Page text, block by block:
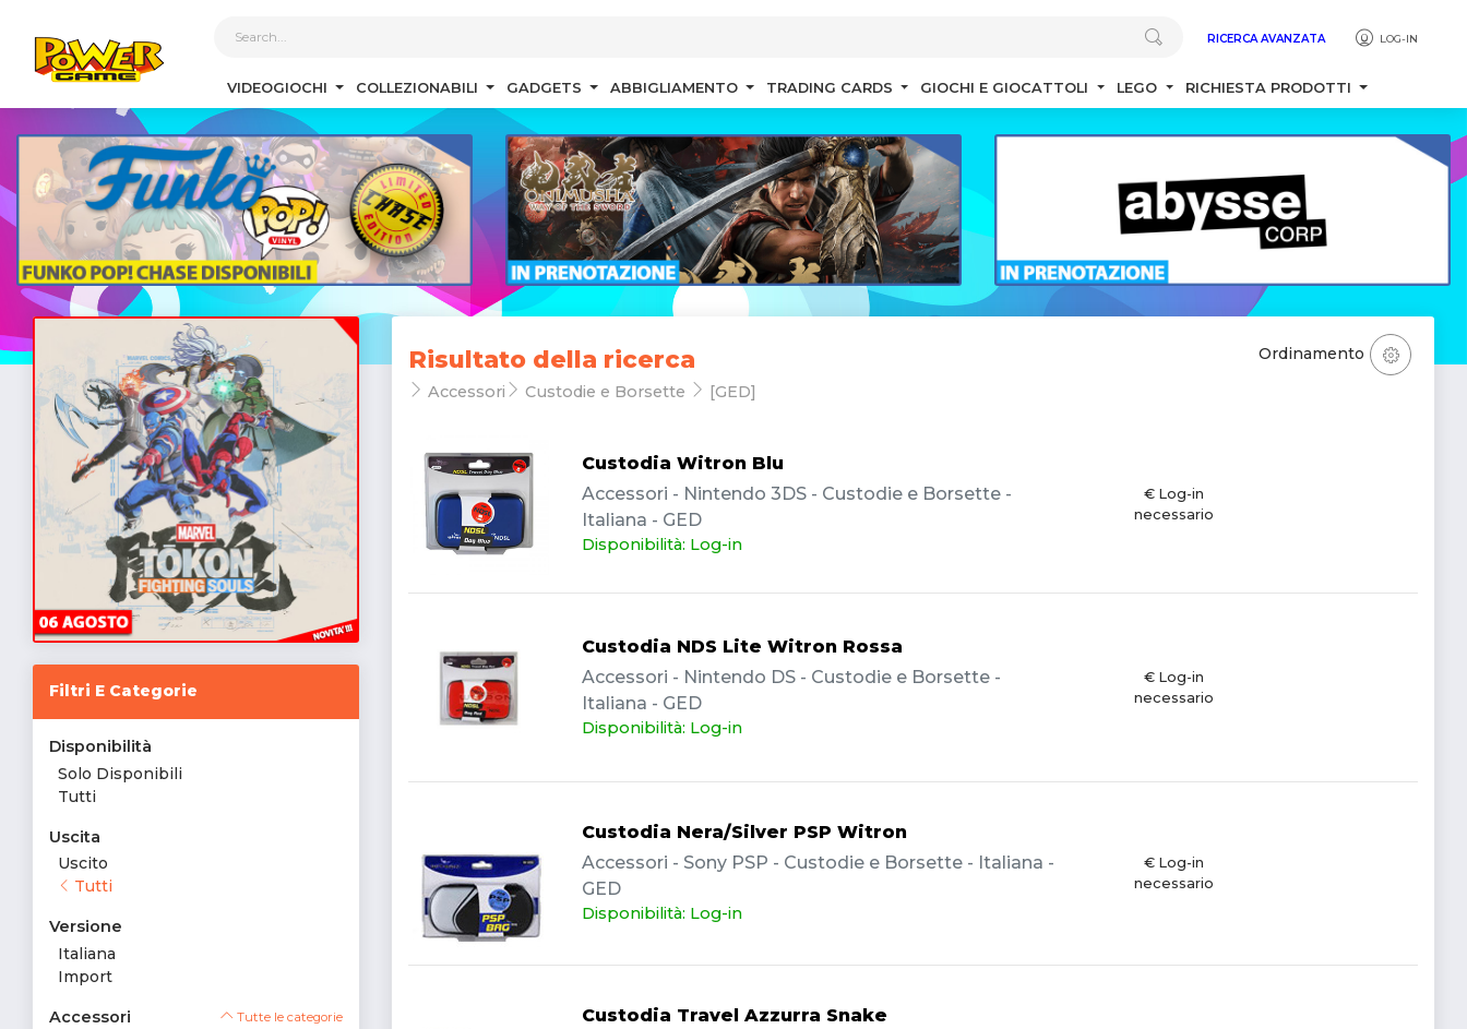
RICERCA AVANZATA LOG-IN
VIDEOGIOCHI COLLEZIONABILI GADGETS ABBIGLIAMENTO TRADING CARDS GIOCHI E GIOCATTOLI LEGO RICHIESTA PRODOTTI
Filtri E Categorie
Disponibilità
Solo Disponibili
Tutti
Uscita
Uscito
Tutti
Versione
Italiana
Import
Accessori Tutte le categorie
Risultato della ricerca
Accessori Custodie e Borsette [GED]
Ordinamento
Custodia Witron Blu
Accessori - Nintendo 3DS - Custodie e Borsette -
Italiana - GED
Disponibilità: Log-in
€ Log-in
necessario
Custodia NDS Lite Witron Rossa
Accessori - Nintendo DS - Custodie e Borsette -
Italiana - GED
Disponibilità: Log-in
€ Log-in
necessario
Custodia Nera/Silver PSP Witron
Accessori - Sony PSP - Custodie e Borsette - Italiana -
GED
Disponibilità: Log-in
€ Log-in
necessario
Custodia Travel Azzurra Snake